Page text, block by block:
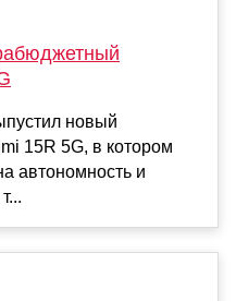
новый
15R 5G, в котором
автономность и